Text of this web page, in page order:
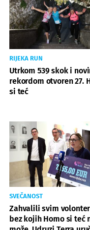
RIJEKA RUN
Utrkom 539 skok i
rekordom otvoren 27.
si teć
SVEČANOST
Zahvalili svim
bez kojih Homo si teć